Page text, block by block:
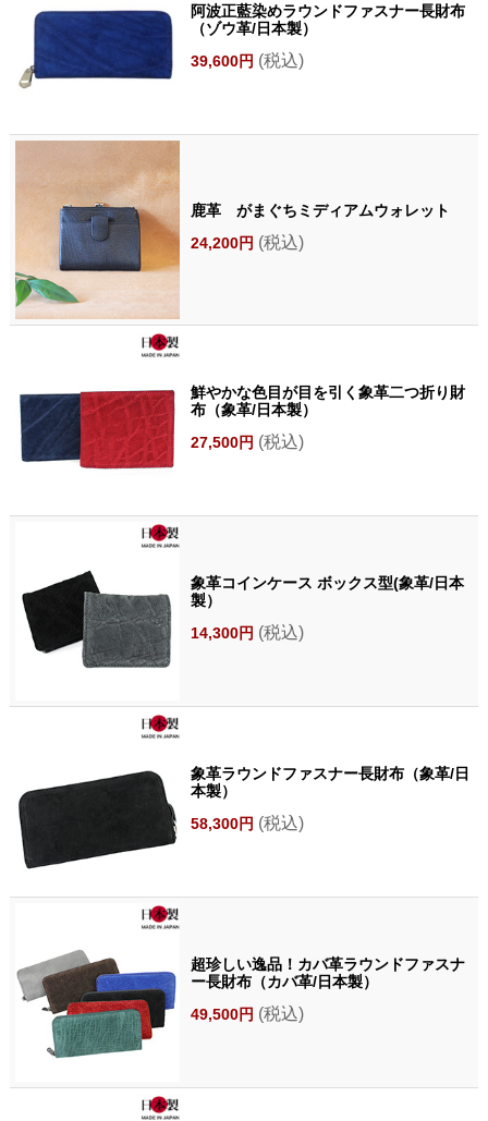
阿波正藍染めラウンドファスナー長財布
（ゾウ革/日本製）
39,600円 (税込)
鹿革 がまぐちミディアムウォレット
24,200円 (税込)
鮮やかな色目が目を引く象革二つ折り財
布（象革/日本製）
27,500円 (税込)
象革コインケース ボックス型(象革/日本
製）
14,300円 (税込)
象革ラウンドファスナー長財布（象革/日
本製）
58,300円 (税込)
超珍しい逸品！カバ革ラウンドファスナ
ー長財布（カバ革/日本製）
49,500円 (税込)